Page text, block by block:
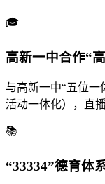
🎓
高新一中合作“
与高新一中“五位一
活动一体化），直
📚
“33334”德育体